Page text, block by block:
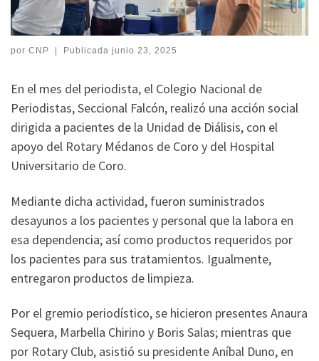
por CNP Publicada junio 23, 2025
En el mes del periodista, el Colegio Nacional de
Periodistas, Seccional Falcón, realizó una acción social
dirigida a pacientes de la Unidad de Diálisis, con el
apoyo del Rotary Médanos de Coro y del Hospital
Universitario de Coro.
Mediante dicha actividad, fueron suministrados
desayunos a los pacientes y personal que la labora en
esa dependencia; así como productos requeridos por
los pacientes para sus tratamientos. Igualmente,
entregaron productos de limpieza.
Por el gremio periodístico, se hicieron presentes Anaura
Sequera, Marbella Chirino y Boris Salas; mientras que
por Rotary Club, asistió su presidente Aníbal Duno, en